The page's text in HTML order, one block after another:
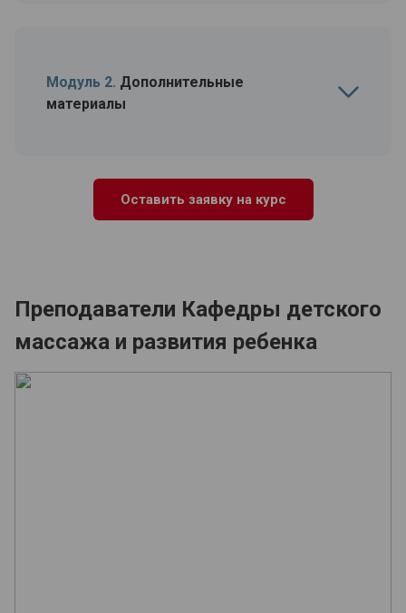
Модуль 2. Дополнительные
материалы
Оставить заявку на курс
Преподаватели Кафедры детского
массажа и развития ребенка